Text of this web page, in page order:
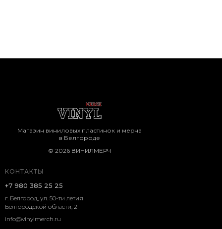
КОНТАКТЫ
г. Белгород, ул. 50-ти летия
Белгородской области, 2
+7 980 385 25 25
Магазин виниловых пластинок и мерча
в Белгороде
© 2026 ВИНИЛМЕРЧ
info@vinylmerch.ru